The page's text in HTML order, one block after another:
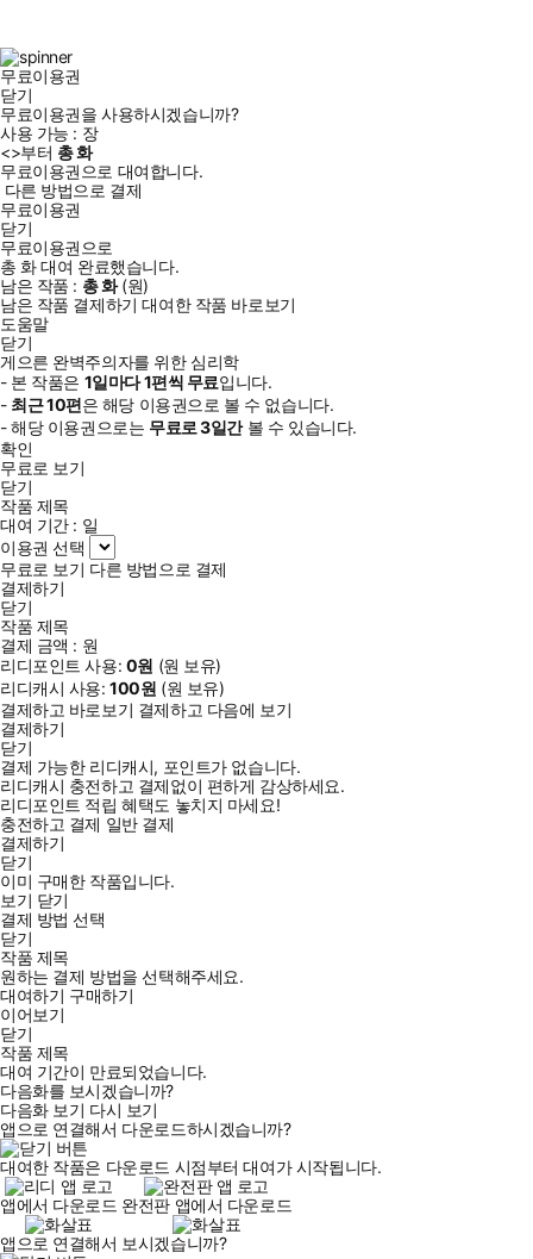
무료이용권
닫기
무료이용권을 사용하시겠습니까?
사용 가능 : 장
<>부터 총화
무료이용권으로 대여합니다.
다른 방법으로 결제
무료이용권
닫기
무료이용권으로
총 화대여 완료했습니다.
남은 작품 : 총화(원)
남은 작품 결제하기 대여한 작품 바로보기
도움말
닫기
게으른 완벽주의자를 위한 심리학
- 본 작품은 1일마다1편씩 무료입니다.
- 최근10편은 해당 이용권으로 볼 수 없습니다.
- 해당 이용권으로는 무료로3일간볼 수 있습니다.
확인
무료로 보기
닫기
작품 제목
대여 기간 : 일
이용권 선택
무료로 보기 다른 방법으로 결제
결제하기
닫기
작품 제목
결제 금액 : 원
리디포인트 사용: 0원 (원 보유)
리디캐시 사용:100원 (원 보유)
결제하고 바로보기 결제하고 다음에 보기
결제하기
닫기
결제 가능한 리디캐시, 포인트가 없습니다.
리디캐시 충전하고 결제없이 편하게 감상하세요.
리디포인트 적립 혜택도 놓치지 마세요!
충전하고 결제 일반 결제
결제하기
닫기
이미 구매한 작품입니다.
보기 닫기
결제 방법 선택
닫기
작품 제목
원하는 결제 방법을 선택해주세요.
대여하기 구매하기
이어보기
닫기
작품 제목
대여 기간이 만료되었습니다.
다음화를 보시겠습니까?
다음화 보기 다시 보기
앱으로 연결해서 다운로드하시겠습니까?
대여한 작품은 다운로드 시점부터 대여가 시작됩니다.
앱에서 다운로드 완전판 앱에서 다운로드
앱으로 연결해서 보시겠습니까?